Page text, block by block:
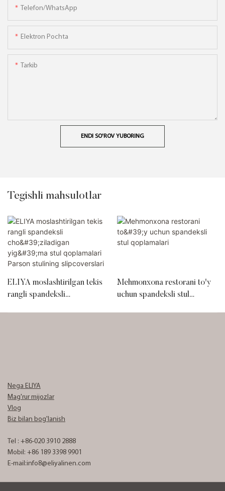
Telefon/WhatsApp
Elektron Pochta
Tarkib
ENDI SO'ROV YUBORING
Tegishli mahsulotlar
ELIYA moslashtirilgan tekis
rangli spandeksli
Mehmonxona restorani to'y
uchun spandeksli stul
Nega ELIYA
Mag'rur mijozlar
Vlog
Biz bilan bog'lanish
Tel : +86-020 3910 2888
Mobil: +86 189 3398 9901
E-mail:info8@eliyalinen.com